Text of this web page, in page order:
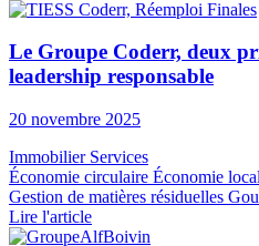
Le Groupe Coderr, deux
leadership responsable
20 novembre 2025
Immobilier Services
Économie circulaire Économie
Gestion de matières résiduelles
Lire l'article